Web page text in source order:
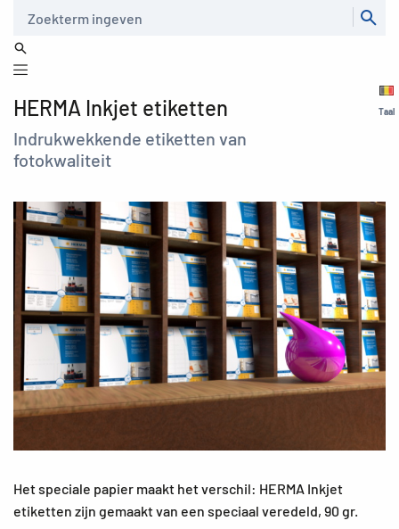
Taal
HERMA Inkjet etiketten
Indrukwekkende etiketten van
fotokwaliteit
Het speciale papier maakt het verschil: HERMA Inkjet
etiketten zijn gemaakt van een speciaal veredeld, 90 gr.